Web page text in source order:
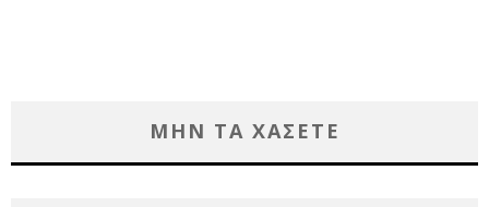
ΜΗΝ ΤΑ ΧΑΣΕΤΕ